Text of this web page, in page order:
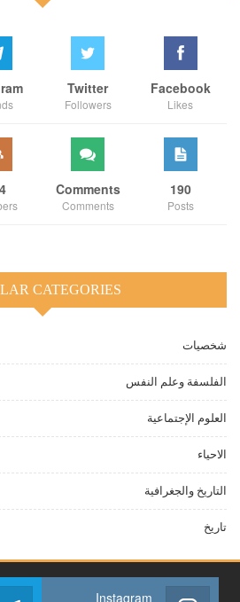
Facebook
Likes
Twitter
Followers
190
Posts
Comments
Comments
CATEGORIES
شخصيات
الفلسفة وعلم النفس
العلوم الإجتماعية
الاحياء
التاريخ والجغرافية
تاريخ
Instagram